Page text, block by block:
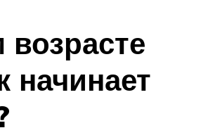
возрасте
начинает